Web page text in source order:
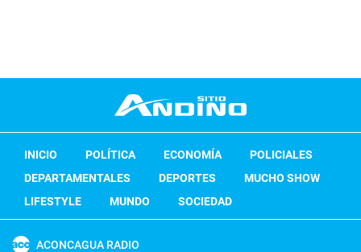
INICIO POLÍTICA ECONOMÍA
POLICIALES
DEPARTAMENTALES
DEPORTES
MUCHO SHOW
LIFESTYLE
MUNDO SOCIEDAD
ACONCAGUA RADIO